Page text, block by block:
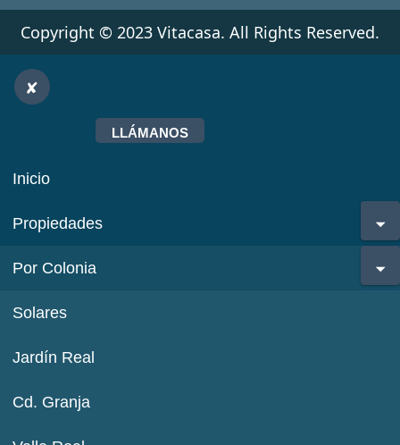
Copyright © 2023 Vitacasa. All Rights Reserved.
LLÁMANOS
Inicio
Propiedades
Por Colonia
Solares
Jardín Real
Cd. Granja